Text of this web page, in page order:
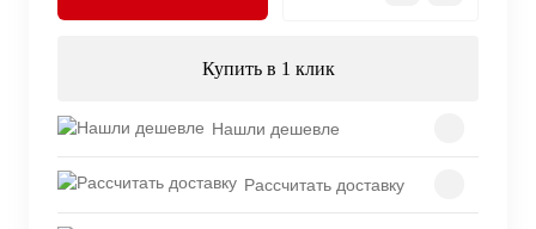
Купить в 1 клик
Нашли дешевле
Рассчитать доставку